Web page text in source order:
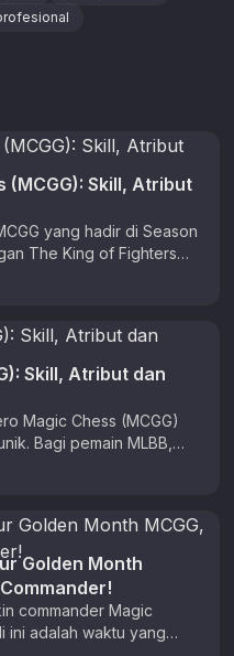
(MCGG): Skill, Atribut
yang hadir di Season
The King of Fighters
Skill, Atribut dan
Magic Chess (MCGG)
Bagi pemain MLBB,
Golden Month
commander Magic
ini adalah waktu yang